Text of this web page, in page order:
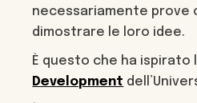
necessariamente prove
dimostrare le loro idee.
È questo che ha ispirato
Development